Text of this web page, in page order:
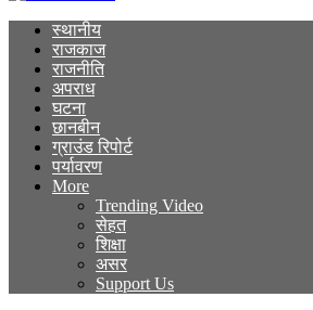
The Janmitra
The Janmitra
स्थानीय
राजकाज
राजनीति
अपराध
घटना
छानबीन
ग्राउंड रिपोर्ट
पर्यावरण
More
Trending Video
सेहत
शिक्षा
असर
Support Us